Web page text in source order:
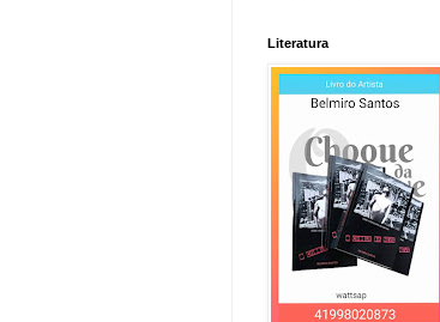
Literatura